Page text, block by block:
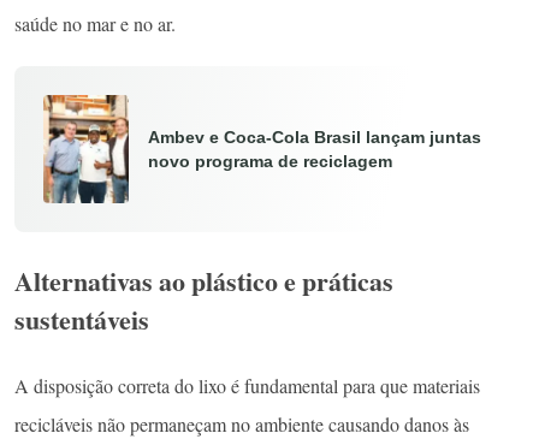
saúde no mar e no ar.
Ambev e Coca-Cola Brasil lançam juntas
novo programa de reciclagem
Alternativas ao plástico e práticas
sustentáveis
A disposição correta do lixo é fundamental para que materiais
recicláveis não permaneçam no ambiente causando danos às